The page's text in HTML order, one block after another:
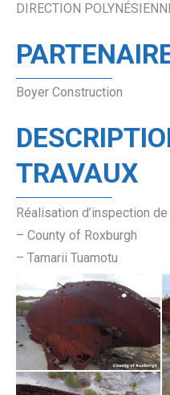
DIRECTION
Boyer Construction
TRAVAUX
Réalisation d’inspection
– County of Roxburgh
– Tamarii Tuamotu